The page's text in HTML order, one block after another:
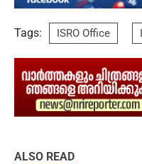
Tags: ISRO Office
ALSO READ